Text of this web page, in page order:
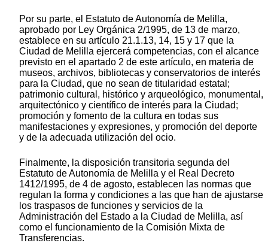
Por su parte, el Estatuto de Autonomía de Melilla,
aprobado por Ley Orgánica 2/1995, de 13 de marzo,
establece en su artículo 21.1.13, 14, 15 y 17 que la
Ciudad de Melilla ejercerá competencias, con el alcance
previsto en el apartado 2 de este artículo, en materia de
museos, archivos, bibliotecas y conservatorios de interés
para la Ciudad, que no sean de titularidad estatal;
patrimonio cultural, histórico y arqueológico, monumental,
arquitectónico y científico de interés para la Ciudad;
promoción y fomento de la cultura en todas sus
manifestaciones y expresiones, y promoción del deporte
y de la adecuada utilización del ocio.
Finalmente, la disposición transitoria segunda del
Estatuto de Autonomía de Melilla y el Real Decreto
1412/1995, de 4 de agosto, establecen las normas que
regulan la forma y condiciones a las que han de ajustarse
los traspasos de funciones y servicios de la
Administración del Estado a la Ciudad de Melilla, así
como el funcionamiento de la Comisión Mixta de
Transferencias.